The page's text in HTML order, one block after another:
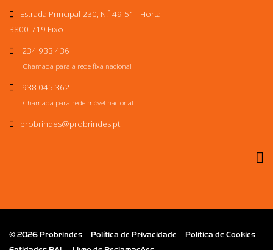
Estrada Principal 230, N.º 49-51 - Horta
3800-719 Eixo
234 933 436
Chamada para a rede fixa nacional
938 045 362
Chamada para rede móvel nacional
probrindes@probrindes.pt
© 2026 Probrindes Política de Privacidade
Política de Cookies